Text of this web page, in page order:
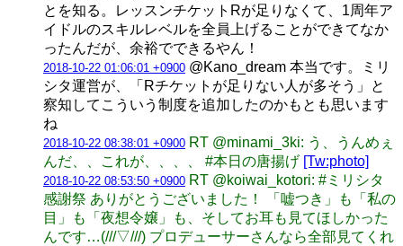
とを知る。レッスンチケットRが足りなくて、1周年ア
イドルのスキルレベルを全員上げることができてなか
ったんだが、余裕でできるやん！
2018-10-22 01:06:01 +0900 @Kano_dream 本当です。ミリ
シタ運営が、「Rチケットが足りない人が多そう」と
察知してこういう制度を追加したのかもとも思います
ね
2018-10-22 08:38:01 +0900 RT @minami_3ki: う、うんめぇ
んだ、、これが、、、、 #本日の唐揚げ [Tw:photo]
2018-10-22 08:53:50 +0900 RT @koiwai_kotori: #ミリシタ
感謝祭 ありがとうございました！ 「嘘つき」も「私の
目」も「夜想令嬢」も、そしてお耳も見てほしかった
んです…(///▽///) プロデューサーさんなら全部見てくれ